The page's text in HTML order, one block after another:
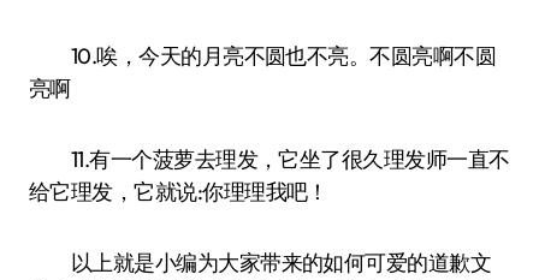
10.唉，今天的月亮不圆也不亮。不圆亮啊不圆
亮啊
11.有一个菠萝去理发，它坐了很久理发师一直不
给它理发，它就说:你理理我吧！
以上就是小编为大家带来的如何可爱的道歉文